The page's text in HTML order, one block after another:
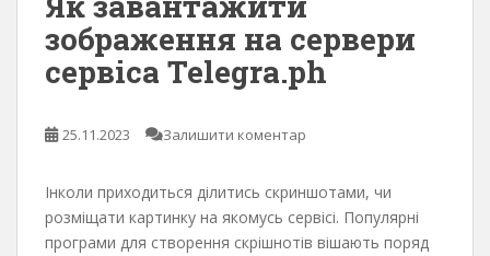
зображення на сервери
сервіса Telegra.ph
25.11.2023 Залишити коментар
Інколи приходиться ділитись скриншотами, чи
розміщати картинку на якомусь сервісі. Популярні
програми для створення скрішнотів вішають поряд